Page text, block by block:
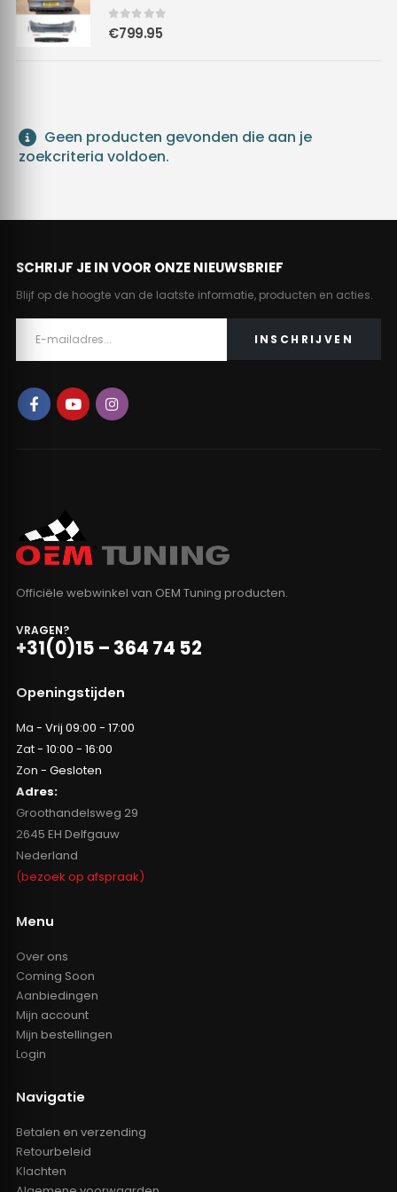
Geen producten gevonden die aan je
zoekcriteria voldoen.
0out of 5
€799.95
SCHRIJF JE IN VOOR ONZE NIEUWSBRIEF
Blijf op de hoogte van de laatste informatie, producten en acties.
Officiële webwinkel van OEM Tuning producten.
VRAGEN?
+31(0)15 – 364 74 52
Openingstijden
Ma - Vrij 09:00 - 17:00
Zat - 10:00 - 16:00
Zon - Gesloten
Adres:
Groothandelsweg 29
2645 EH Delfgauw
Nederland
(bezoek op afspraak)
Menu
Over ons
Coming Soon
Aanbiedingen
Mijn account
Mijn bestellingen
Login
Navigatie
Betalen en verzending
Retourbeleid
Klachten